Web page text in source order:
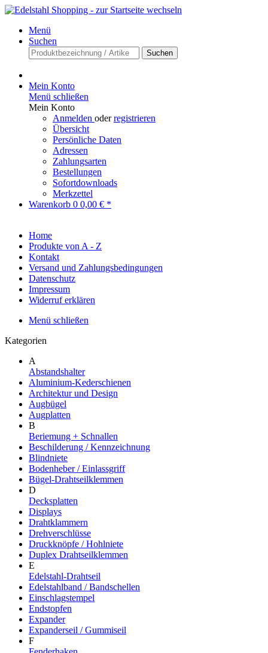
Menü
Suchen
Suchen
Mein Konto
Menü schließen
Mein Konto
Anmelden oderregistrieren
Übersicht
Persönliche Daten
Adressen
Zahlungsarten
Bestellungen
Sofortdownloads
Merkzettel
Warenkorb 0 0,00 € *
Home
Produkte von A - Z
Kontakt
Versand und Zahlungsbedingungen
Datenschutz
Impressum
Widerruf erklären
Menü schließen
Kategorien
A
Abstandshalter
Aluminium-Kederschienen
Architektur und Design
Augbügel
Augplatten
B
Beriemung + Schnallen
Beschilderung / Kennzeichnung
Blindniete
Bodenheber / Einlassgriff
Bügel-Drahtseilklemmen
D
Decksplatten
Displays
Drahtklammern
Drehverschlüsse
Druckknöpfe / Hohlniete
Duplex Drahtseilklemmen
E
Edelstahl-Drahtseil
Edelstahlband / Bandschellen
Einschlagstempel
Endstopfen
Expander
Expanderseil / Gummiseil
F